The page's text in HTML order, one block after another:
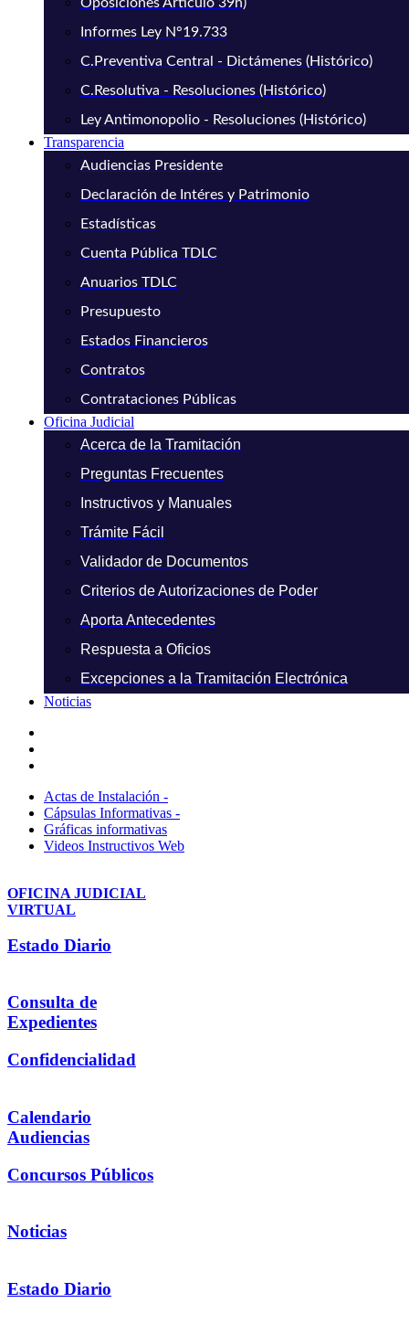
Informes Ley N°19.733
C.Preventiva Central - Dictámenes (Histórico)
C.Resolutiva - Resoluciones (Histórico)
Ley Antimonopolio - Resoluciones (Histórico)
Transparencia
Audiencias Presidente
Declaración de Intéres y Patrimonio
Estadísticas
Cuenta Pública TDLC
Anuarios TDLC
Presupuesto
Estados Financieros
Contratos
Contrataciones Públicas
Oficina Judicial
Acerca de la Tramitación
Preguntas Frecuentes
Instructivos y Manuales
Trámite Fácil
Validador de Documentos
Criterios de Autorizaciones de Poder
Aporta Antecedentes
Respuesta a Oficios
Excepciones a la Tramitación Electrónica
Noticias
Actas de Instalación -
Cápsulas Informativas -
Gráficas informativas
Videos Instructivos Web
OFICINA JUDICIAL
VIRTUAL
Estado Diario
Consulta de
Expedientes
Confidencialidad
Calendario
Audiencias
Concursos Públicos
Noticias
Estado Diario